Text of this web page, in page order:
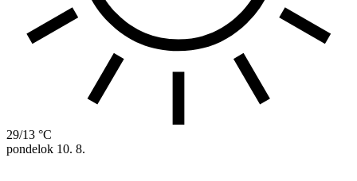
29/13 °C
pondelok 10. 8.